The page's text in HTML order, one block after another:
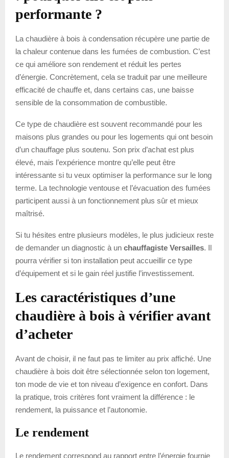
performante ?
La chaudière à bois à condensation récupère une partie de
la chaleur contenue dans les fumées de combustion. C’est
ce qui améliore son rendement et réduit les pertes
d’énergie. Concrètement, cela se traduit par une meilleure
efficacité de chauffe et, dans certains cas, une baisse
sensible de la consommation de combustible.
Ce type de chaudière est souvent recommandé pour les
maisons plus grandes ou pour les logements qui ont besoin
d’un chauffage plus soutenu. Son prix d’achat est plus
élevé, mais l’expérience montre qu’elle peut être
intéressante si tu veux optimiser la performance sur le long
terme. La technologie ventouse et l’évacuation des fumées
participent aussi à un fonctionnement plus sûr et mieux
maîtrisé.
Si tu hésites entre plusieurs modèles, le plus judicieux reste
de demander un diagnostic à un chauffagiste Versailles. Il
pourra vérifier si ton installation peut accueillir ce type
d’équipement et si le gain réel justifie l’investissement.
Les caractéristiques d’une
chaudière à bois à vérifier avant
d’acheter
Avant de choisir, il ne faut pas te limiter au prix affiché. Une
chaudière à bois doit être sélectionnée selon ton logement,
ton mode de vie et ton niveau d’exigence en confort. Dans
la pratique, trois critères font vraiment la différence : le
rendement, la puissance et l’autonomie.
Le rendement
Le rendement correspond au rapport entre l’énergie fournie